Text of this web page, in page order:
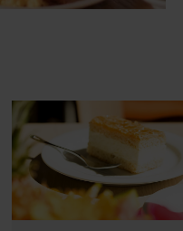
Image